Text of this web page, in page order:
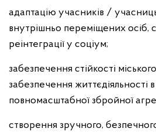
адаптацію учасників /
внутрішньо переміщених осіб,
реінтеграції у соціум;
забезпечення стійкості
забезпечення життєдіяльності
повномасштабної збройної
створення зручного,